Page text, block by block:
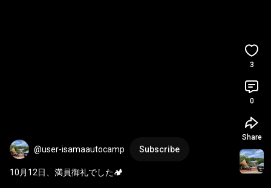
@user-isamaautocamp Subscribe
10月12日、満員御礼でした🏕️
3
0
Share